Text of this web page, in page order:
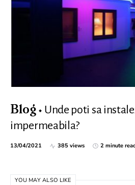
Blog
Unde poti sa
impermeabila?
13/04/2021 385 views 2 minute
YOU MAY ALSO LIKE